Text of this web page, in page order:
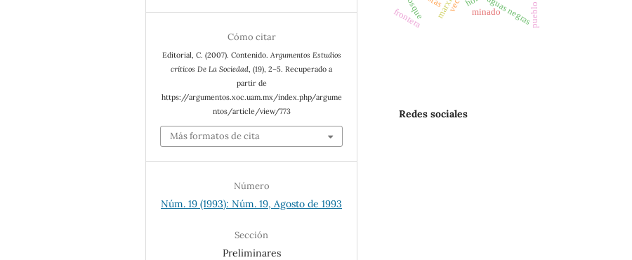
Cómo citar
Editorial, C. (2007). Contenido. Argumentos Estudios
críticos De La Sociedad, (19), 2–5. Recuperado a
partir de
https://argumentos.xoc.uam.mx/index.php/argume
ntos/article/view/773
Más formatos de cita
Número
Núm. 19 (1993): Núm. 19, Agosto de 1993
Sección
Preliminares
aguas negras
minado
bosque
frontera
Redes sociales